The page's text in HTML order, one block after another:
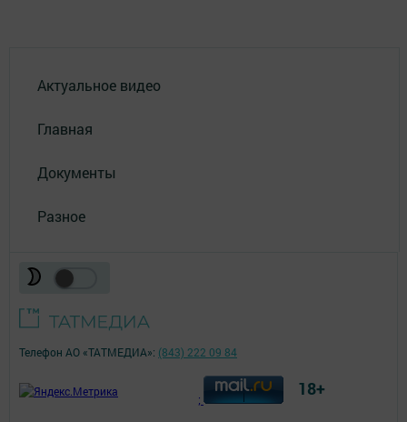
Актуальное видео
Главная
Документы
Разное
Телефон АО «ТАТМЕДИА»: (843) 222 09 84
; 18+